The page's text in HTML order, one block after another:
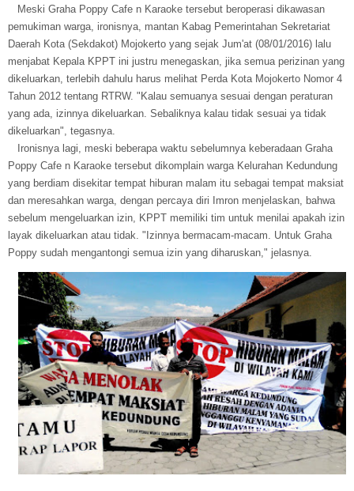
Meski Graha Poppy Cafe n Karaoke tersebut beroperasi dikawasan
pemukiman warga, ironisnya, mantan Kabag Pemerintahan Sekretariat
Daerah Kota (Sekdakot) Mojokerto yang sejak Jum'at (08/01/2016) lalu
menjabat Kepala KPPT ini justru menegaskan, jika semua perizinan yang
dikeluarkan, terlebih dahulu harus melihat Perda Kota Mojokerto Nomor 4
Tahun 2012 tentang RTRW. "Kalau semuanya sesuai dengan peraturan
yang ada, izinnya dikeluarkan. Sebaliknya kalau tidak sesuai ya tidak
dikeluarkan", tegasnya.
Ironisnya lagi, meski beberapa waktu sebelumnya keberadaan Graha
Poppy Cafe n Karaoke tersebut dikomplain warga Kelurahan Kedundung
yang berdiam disekitar tempat hiburan malam itu sebagai tempat maksiat
dan meresahkan warga, dengan percaya diri Imron menjelaskan, bahwa
sebelum mengeluarkan izin, KPPT memiliki tim untuk menilai apakah izin
layak dikeluarkan atau tidak. "Izinnya bermacam-macam. Untuk Graha
Poppy sudah mengantongi semua izin yang diharuskan," jelasnya.